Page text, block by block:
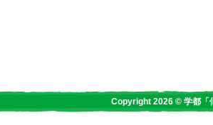
Copyright 2026 © 学都「